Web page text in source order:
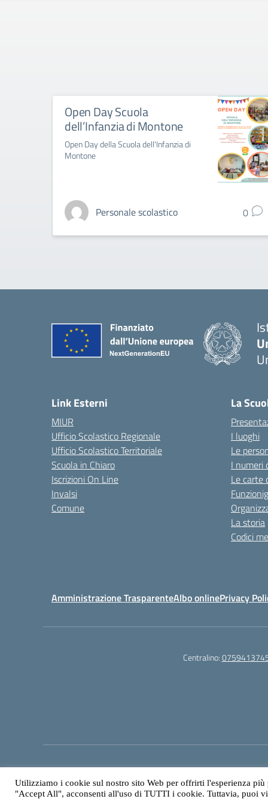
Open Day Scuola
dell’Infanzia di Montone
Open Day della Scuola dell'Infanzia di
Montone
Personale scolastico 0
Link Esterni
MIUR
Ufficio Scolastico Regionale
Ufficio Scolastico Territoriale
Scuola in Chiaro
Iscrizioni On Line
Invalsi
Comune
La
I luoghi
Le
I numeri
Le carte
La storia
Codici
Amministrazione TrasparenteAlbo onlinePrivacy
Centralino:
Utilizziamo i cookie sul nostro sito Web per offrirti l'esperienza
"Accept All", acconsenti all'uso di TUTTI i cookie. Tuttavia, puoi